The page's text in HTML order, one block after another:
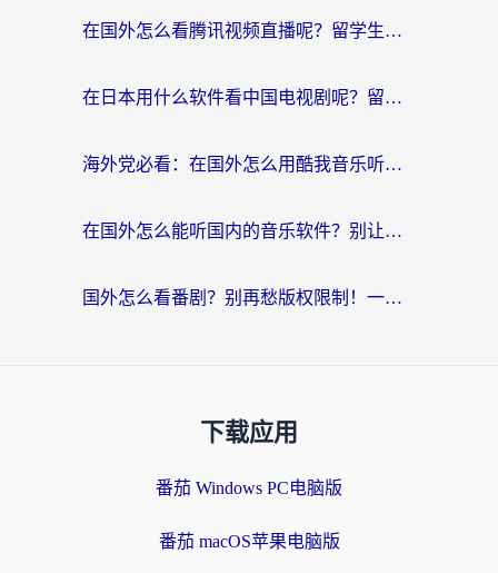
在国外怎么看腾讯视频直播呢？留学生亲测有效的回国加速指南
在日本用什么软件看中国电视剧呢？留学生亲测有效的回国加速方案
海外党必看：在国外怎么用酷我音乐听音乐？告别“地区不支持”的实用指南
在国外怎么能听国内的音乐软件？别让版权限制断了你的“中文歌单”
国外怎么看番剧？别再愁版权限制！一个工具解决所有回国追剧难题
下载应用
番茄 Windows PC电脑版
番茄 macOS苹果电脑版